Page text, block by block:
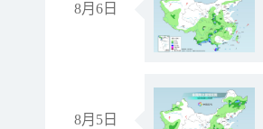
8月6日
8月5日